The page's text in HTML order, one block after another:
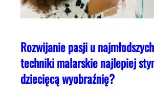
Rozwijanie pasji u
techniki malarskie najlepiej
dziecięcą wyobraźnię?